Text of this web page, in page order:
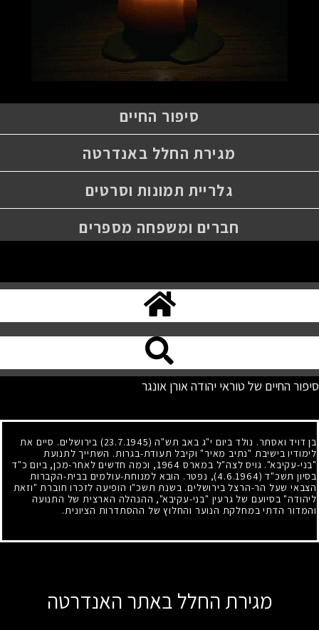
סיפור החיים
מגירת החלל באנדרטה
גלריית תמונות וסרטים
חברים ומשפחה מספרים
סיפור החיים של טוראי יהודה אורן אונגר
בן דויד ואסתר. נולד ביום י"ג באב תש"ה (23.7.1945)
בירושלים. סיים את
לימודיו בישיבת "נתיב מאיר" וקיבל תעודת-בגרות. השתייך לתנועת
"בני-עקיבא". גויס לצה"ל במארס 1964, וכמה חדשים לאחר-מכן, ביום כ"ד
בסיון תשכ"ד (4.6.1964)
, נפטר. הובא למנוחת-עולמים בבית-הקברות
הצבאי שעל הר-הרצל בירושלים. בשנת תשכ"ו הופיעה לזכרו חוברת "וזאת
ליהודה" בסיועם של גרעין "בני-עקיבא", ההנהלה הארצית של התנועה
והמדור הדתי במחלקת הנוער והחלוץ של ההסתדרות הציונית.
מגירת החלל באתר האנדרטה